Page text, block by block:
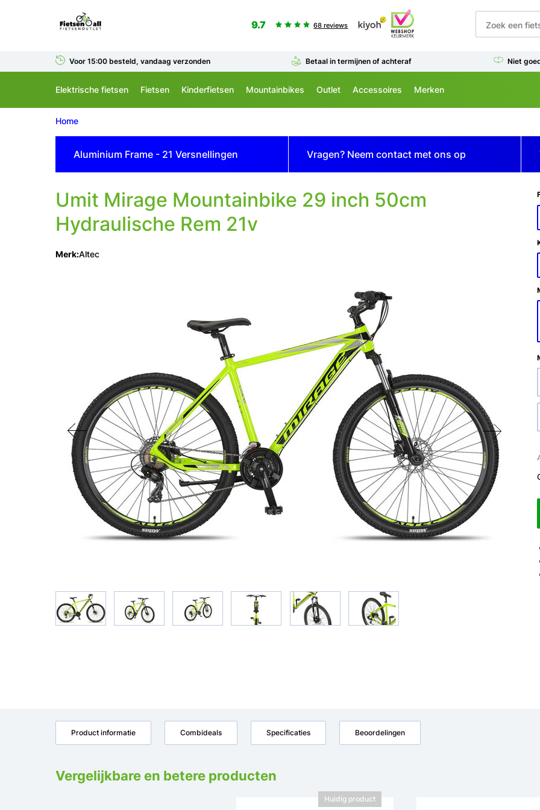
9.7 68 reviews
Voor 15:00 besteld, vandaag verzonden Betaal in termijnen of achteraf Niet
Elektrische fietsen Fietsen Kinderfietsen Mountainbikes Outlet Accessoires Merken
Home
Aluminium Frame - 21 Versnellingen Vragen? Neem contact met ons op
Umit Mirage Mountainbike 29 inch 50cm
Hydraulische Rem 21v
Merk:Altec
Product informatie Combideals Specificaties Beoordelingen
Vergelijkbare en betere producten
Huidig product